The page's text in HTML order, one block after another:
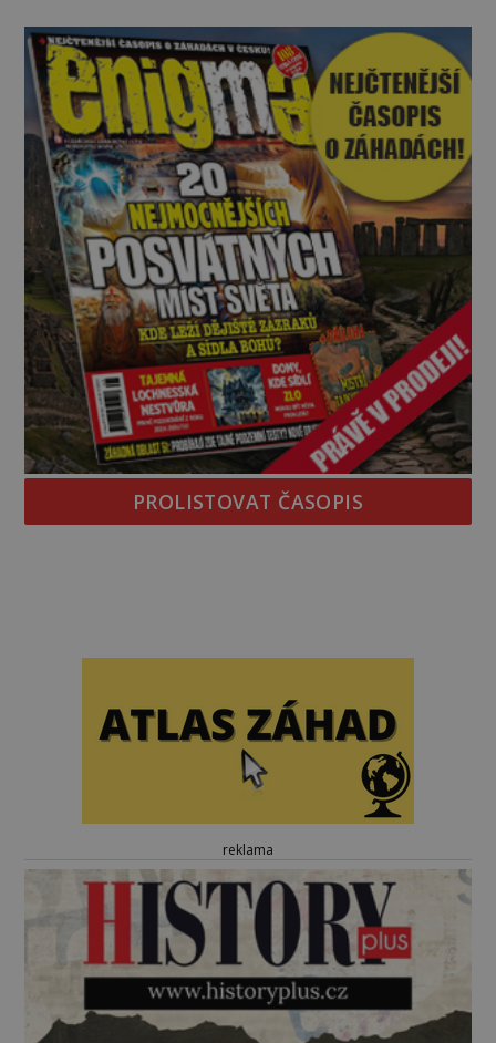
dost. Čas pracuje pro obléhatele. Ve městě ubývají
zásoby a každý den znamená další porci strádá
PROLISTOVAT ČASOPIS
reklama